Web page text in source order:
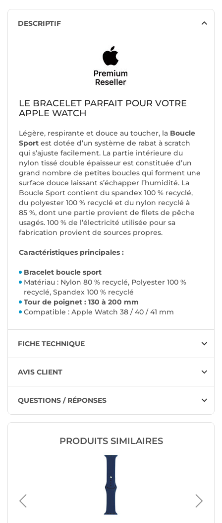
DESCRIPTIF
LE BRACELET PARFAIT POUR VOTRE
APPLE WATCH
Légère, respirante et douce au toucher, la Boucle
Sport est dotée d’un système de rabat à scratch
qui s’ajuste facilement. La partie intérieure du
nylon tissé double épaisseur est constituée d’un
grand nombre de petites boucles qui forment une
surface douce laissant s’échapper l’humidité. La
Boucle Sport contient du spandex 100 % recyclé,
du polyester 100 % recyclé et du nylon recyclé à
85 %, dont une partie provient de filets de pêche
usagés. 100 % de l’électricité utilisée pour sa
fabrication provient de sources propres.
Caractéristiques principales :
Bracelet boucle sport
Matériau : Nylon 80 % recyclé, Polyester 100 %
recyclé, Spandex 100 % recyclé
Tour de poignet : 130 à 200 mm
Compatible : Apple Watch 38 / 40 / 41 mm
FICHE TECHNIQUE
AVIS CLIENT
QUESTIONS / RÉPONSES
PRODUITS SIMILAIRES